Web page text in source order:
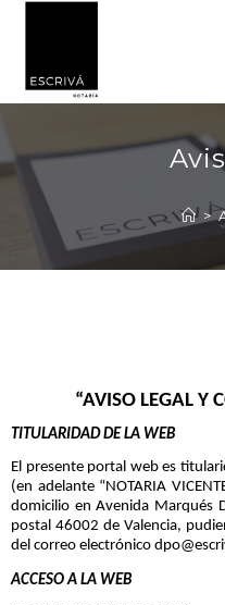
>
“AVISO LEGAL Y
TITULARIDAD DE LA WEB
El presente portal web es
(en adelante “NOTARIA
domicilio en Avenida Marqués
postal 46002 de Valencia,
del correo electrónico
ACCESO A LA WEB